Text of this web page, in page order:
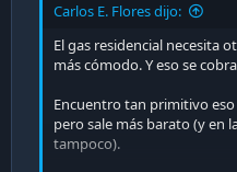
Carlos E. Flores dijo:
El gas residencial necesita
más cómodo. Y eso se
Encuentro tan primitivo
pero sale más barato (y en
tampoco).